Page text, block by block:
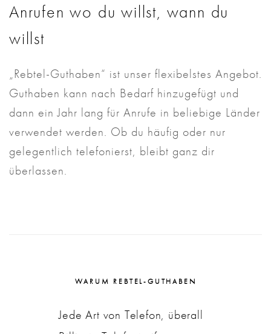
Anrufen wo du willst, wann du
willst
„Rebtel-Guthaben“ ist unser flexibelstes Angebot.
Guthaben kann nach Bedarf hinzugefügt und
dann ein Jahr lang für Anrufe in beliebige Länder
verwendet werden. Ob du häufig oder nur
gelegentlich telefonierst, bleibt ganz dir
überlassen.
WARUM REBTEL-GUTHABEN
Jede Art von Telefon, überall